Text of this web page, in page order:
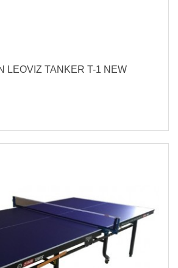
LEOVIZ TANKER T-1 NEW